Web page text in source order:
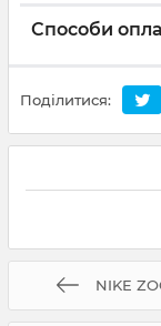
Способи
Поділитися:
NIKE